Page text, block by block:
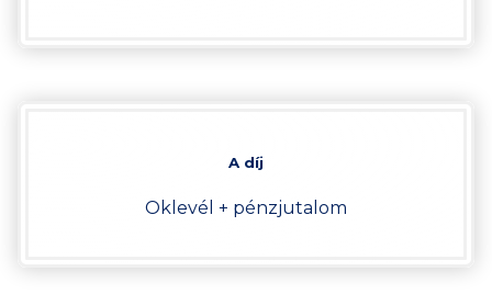
A díj
Oklevél + pénzjutalom